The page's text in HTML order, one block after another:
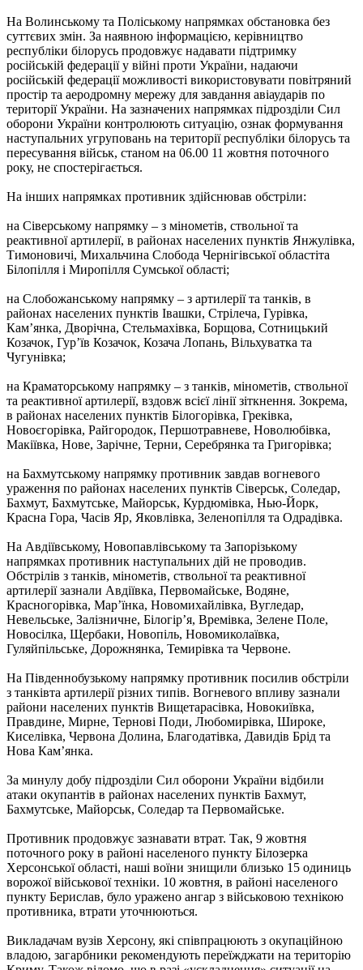
На Волинському та Поліському напрямках обстановка без
суттєвих змін. За наявною інформацією, керівництво
республіки білорусь продовжує надавати підтримку
російській федерації у війні проти України, надаючи
російській федерації можливості використовувати повітряний
простір та аеродромну мережу для завдання авіаударів по
території України. На зазначених напрямках підрозділи Сил
оборони України контролюють ситуацію, ознак формування
наступальних угруповань на території республіки білорусь та
пересування військ, станом на 06.00 11 жовтня поточного
року, не спостерігається.
На інших напрямках противник здійснював обстріли:
на Сіверському напрямку – з мінометів, ствольної та
реактивної артилерії, в районах населених пунктів Янжулівка,
Тимоновичі, Михальчина Слобода Чернігівської областіта
Білопілля і Миропілля Сумської області;
на Слобожанському напрямку – з артилерії та танків, в
районах населених пунктів Івашки, Стрілеча, Гурівка,
Кам’янка, Дворічна, Стельмахівка, Борщова, Сотницький
Козачок, Гур’їв Козачок, Козача Лопань, Вільхуватка та
Чугунівка;
на Краматорському напрямку – з танків, мінометів, ствольної
та реактивної артилерії, вздовж всієї лінії зіткнення. Зокрема,
в районах населених пунктів Білогорівка, Греківка,
Новоєгорівка, Райгородок, Першотравневе, Новолюбівка,
Макіївка, Нове, Зарічне, Терни, Серебрянка та Григорівка;
на Бахмутському напрямку противник завдав вогневого
ураження по районах населених пунктів Сіверськ, Соледар,
Бахмут, Бахмутське, Майорськ, Курдюмівка, Нью-Йорк,
Красна Гора, Часів Яр, Яковлівка, Зеленопілля та Одрадівка.
На Авдіївському, Новопавлівському та Запорізькому
напрямках противник наступальних дій не проводив.
Обстрілів з танків, мінометів, ствольної та реактивної
артилерії зазнали Авдіївка, Первомайське, Водяне,
Красногорівка, Мар’їнка, Новомихайлівка, Вугледар,
Невельське, Залізничне, Білогірʼя, Времівка, Зелене Поле,
Новосілка, Щербаки, Новопіль, Новомиколаївка,
Гуляйпільське, Дорожнянка, Темирівка та Червоне.
На Південнобузькому напрямку противник посилив обстріли
з танківта артилерії різних типів. Вогневого впливу зазнали
райони населених пунктів Вищетарасівка, Новокиївка,
Правдине, Мирне, Тернові Поди, Любомирівка, Широке,
Киселівка, Червона Долина, Благодатівка, Давидів Брід та
Нова Кам’янка.
За минулу добу підрозділи Сил оборони України відбили
атаки окупантів в районах населених пунктів Бахмут,
Бахмутське, Майорськ, Соледар та Первомайське.
Противник продовжує зазнавати втрат. Так, 9 жовтня
поточного року в районі населеного пункту Білозерка
Херсонської області, наші воїни знищили близько 15 одиниць
ворожої військової техніки. 10 жовтня, в районі населеного
пункту Берислав, було уражено ангар з військовою технікою
противника, втрати уточнюються.
Викладачам вузів Херсону, які співпрацюють з окупаційною
владою, загарбники рекомендують переїжджати на територію